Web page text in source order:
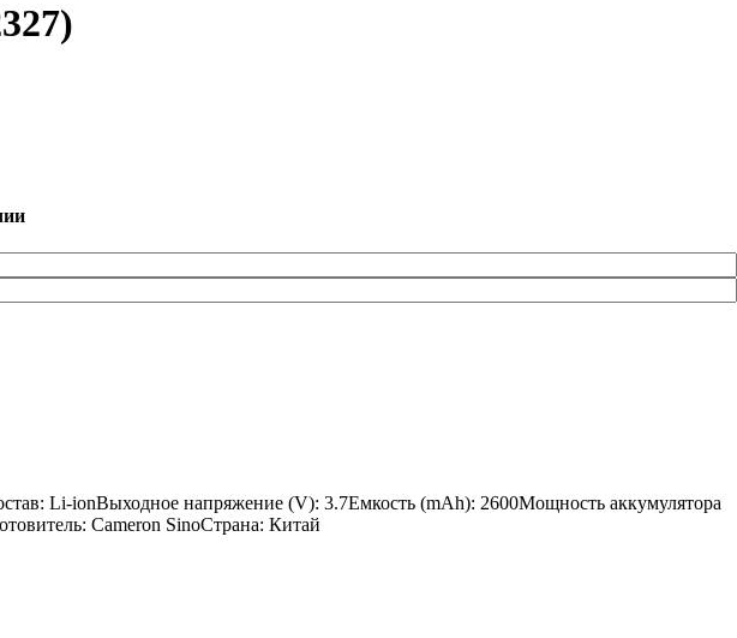
Li-ionВыходное напряжение (V): 3.7Емкость (mAh): 2600Мощность аккумулятора
Cameron SinoСтрана: Китай